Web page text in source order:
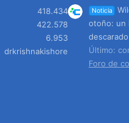
418.434
422.578
6.953
drkrishnakishore
Noticia
otoño: un
Último:
Foro de